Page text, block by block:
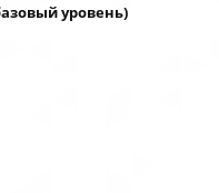
уровень)